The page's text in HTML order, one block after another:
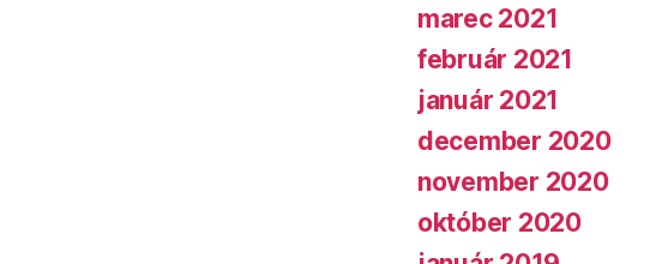
marec 2021
február 2021
január 2021
december 2020
november 2020
október 2020